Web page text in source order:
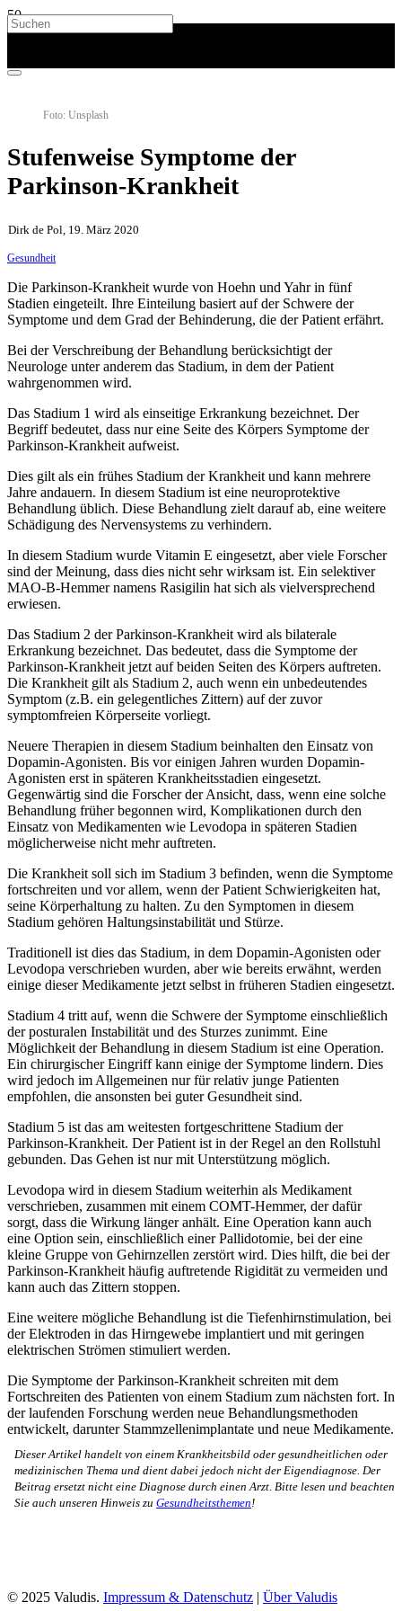
Foto: Unsplash
Stufenweise Symptome der
Parkinson-Krankheit
Dirk de Pol, 19. März 2020
Gesundheit
Die Parkinson-Krankheit wurde von Hoehn und Yahr in fünf
Stadien eingeteilt. Ihre Einteilung basiert auf der Schwere der
Symptome und dem Grad der Behinderung, die der Patient erfährt.
Bei der Verschreibung der Behandlung berücksichtigt der
Neurologe unter anderem das Stadium, in dem der Patient
wahrgenommen wird.
Das Stadium 1 wird als einseitige Erkrankung bezeichnet. Der
Begriff bedeutet, dass nur eine Seite des Körpers Symptome der
Parkinson-Krankheit aufweist.
Dies gilt als ein frühes Stadium der Krankheit und kann mehrere
Jahre andauern. In diesem Stadium ist eine neuroprotektive
Behandlung üblich. Diese Behandlung zielt darauf ab, eine weitere
Schädigung des Nervensystems zu verhindern.
In diesem Stadium wurde Vitamin E eingesetzt, aber viele Forscher
sind der Meinung, dass dies nicht sehr wirksam ist. Ein selektiver
MAO-B-Hemmer namens Rasigilin hat sich als vielversprechend
erwiesen.
Das Stadium 2 der Parkinson-Krankheit wird als bilaterale
Erkrankung bezeichnet. Das bedeutet, dass die Symptome der
Parkinson-Krankheit jetzt auf beiden Seiten des Körpers auftreten.
Die Krankheit gilt als Stadium 2, auch wenn ein unbedeutendes
Symptom (z.B. ein gelegentliches Zittern) auf der zuvor
symptomfreien Körperseite vorliegt.
Neuere Therapien in diesem Stadium beinhalten den Einsatz von
Dopamin-Agonisten. Bis vor einigen Jahren wurden Dopamin-
Agonisten erst in späteren Krankheitsstadien eingesetzt.
Gegenwärtig sind die Forscher der Ansicht, dass, wenn eine solche
Behandlung früher begonnen wird, Komplikationen durch den
Einsatz von Medikamenten wie Levodopa in späteren Stadien
möglicherweise nicht mehr auftreten.
Die Krankheit soll sich im Stadium 3 befinden, wenn die Symptome
fortschreiten und vor allem, wenn der Patient Schwierigkeiten hat,
seine Körperhaltung zu halten. Zu den Symptomen in diesem
Stadium gehören Haltungsinstabilität und Stürze.
Traditionell ist dies das Stadium, in dem Dopamin-Agonisten oder
Levodopa verschrieben wurden, aber wie bereits erwähnt, werden
einige dieser Medikamente jetzt selbst in früheren Stadien eingesetzt.
Stadium 4 tritt auf, wenn die Schwere der Symptome einschließlich
der posturalen Instabilität und des Sturzes zunimmt. Eine
Möglichkeit der Behandlung in diesem Stadium ist eine Operation.
Ein chirurgischer Eingriff kann einige der Symptome lindern. Dies
wird jedoch im Allgemeinen nur für relativ junge Patienten
empfohlen, die ansonsten bei guter Gesundheit sind.
Stadium 5 ist das am weitesten fortgeschrittene Stadium der
Parkinson-Krankheit. Der Patient ist in der Regel an den Rollstuhl
gebunden. Das Gehen ist nur mit Unterstützung möglich.
Levodopa wird in diesem Stadium weiterhin als Medikament
verschrieben, zusammen mit einem COMT-Hemmer, der dafür
sorgt, dass die Wirkung länger anhält. Eine Operation kann auch
eine Option sein, einschließlich einer Pallidotomie, bei der eine
kleine Gruppe von Gehirnzellen zerstört wird. Dies hilft, die bei der
Parkinson-Krankheit häufig auftretende Rigidität zu vermeiden und
kann auch das Zittern stoppen.
Eine weitere mögliche Behandlung ist die Tiefenhirnstimulation, bei
der Elektroden in das Hirngewebe implantiert und mit geringen
elektrischen Strömen stimuliert werden.
Die Symptome der Parkinson-Krankheit schreiten mit dem
Fortschreiten des Patienten von einem Stadium zum nächsten fort. In
der laufenden Forschung werden neue Behandlungsmethoden
entwickelt, darunter Stammzellenimplantate und neue Medikamente.
Dieser Artikel handelt von einem Krankheitsbild oder gesundheitlichen oder
medizinischen Thema und dient dabei jedoch nicht der Eigendiagnose. Der
Beitrag ersetzt nicht eine Diagnose durch einen Arzt. Bitte lesen und beachten
Sie auch unseren Hinweis zu Gesundheitsthemen!
© 2025 Valudis. Impressum & Datenschutz Über Valudis